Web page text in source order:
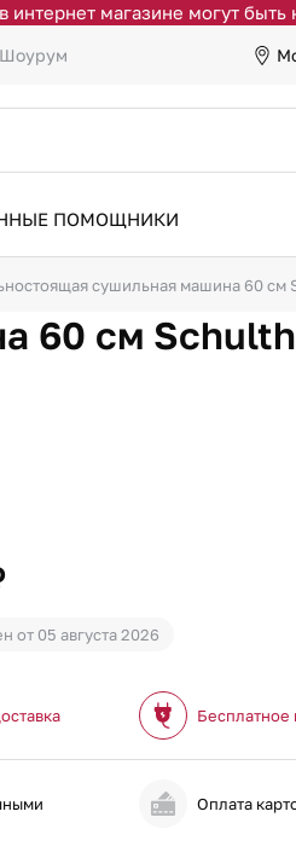
магазине могут быть
Шоурум
ПОМОЩНИКИ
сушильная машина 60 см
60 см
от 05 августа 2026
Оплата